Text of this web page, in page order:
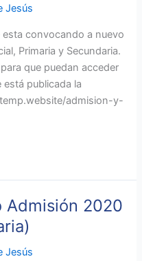
Jesús
esta convocando a nuevo
Primaria y Secundaria.
que puedan acceder
publicada la
admision-y-
Admisión 2020
Jesús